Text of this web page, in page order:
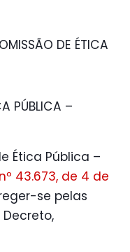
DE ÉTICA
PÚBLICA –
Ética Pública –
43.673, de 4 de
se pelas